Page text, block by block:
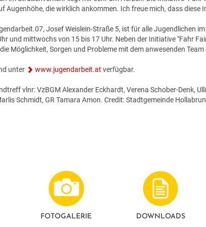
Augenhöhe, die wirklich ankommen. Ich freue mich, dass diese
Josef Weislein-Straße 5, ist für alle Jugendlichen
und mittwochs von 15 bis 17 Uhr. Neben der Initiative "Fahr
Möglichkeit, Sorgen und Probleme mit dem anwesenden
unter www.jugendarbeit.at verfügbar.
vlnr: VzBGM Alexander Eckhardt, Verena Schober-Denk,
Schmidt, GR Tamara Amon. Credit: Stadtgemeinde
FOTO­GALERIE DOWNLOADS